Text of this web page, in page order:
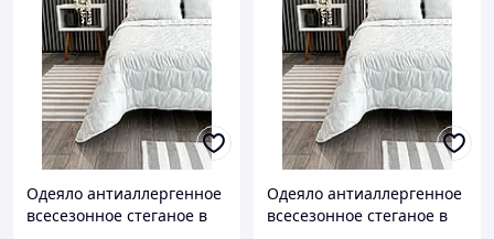
Одеяло антиаллергенное
всесезонное стеганое в
Одеяло антиаллергенное
всесезонное стеганое в